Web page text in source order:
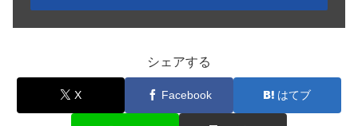
シェアする
X Facebook はてブ